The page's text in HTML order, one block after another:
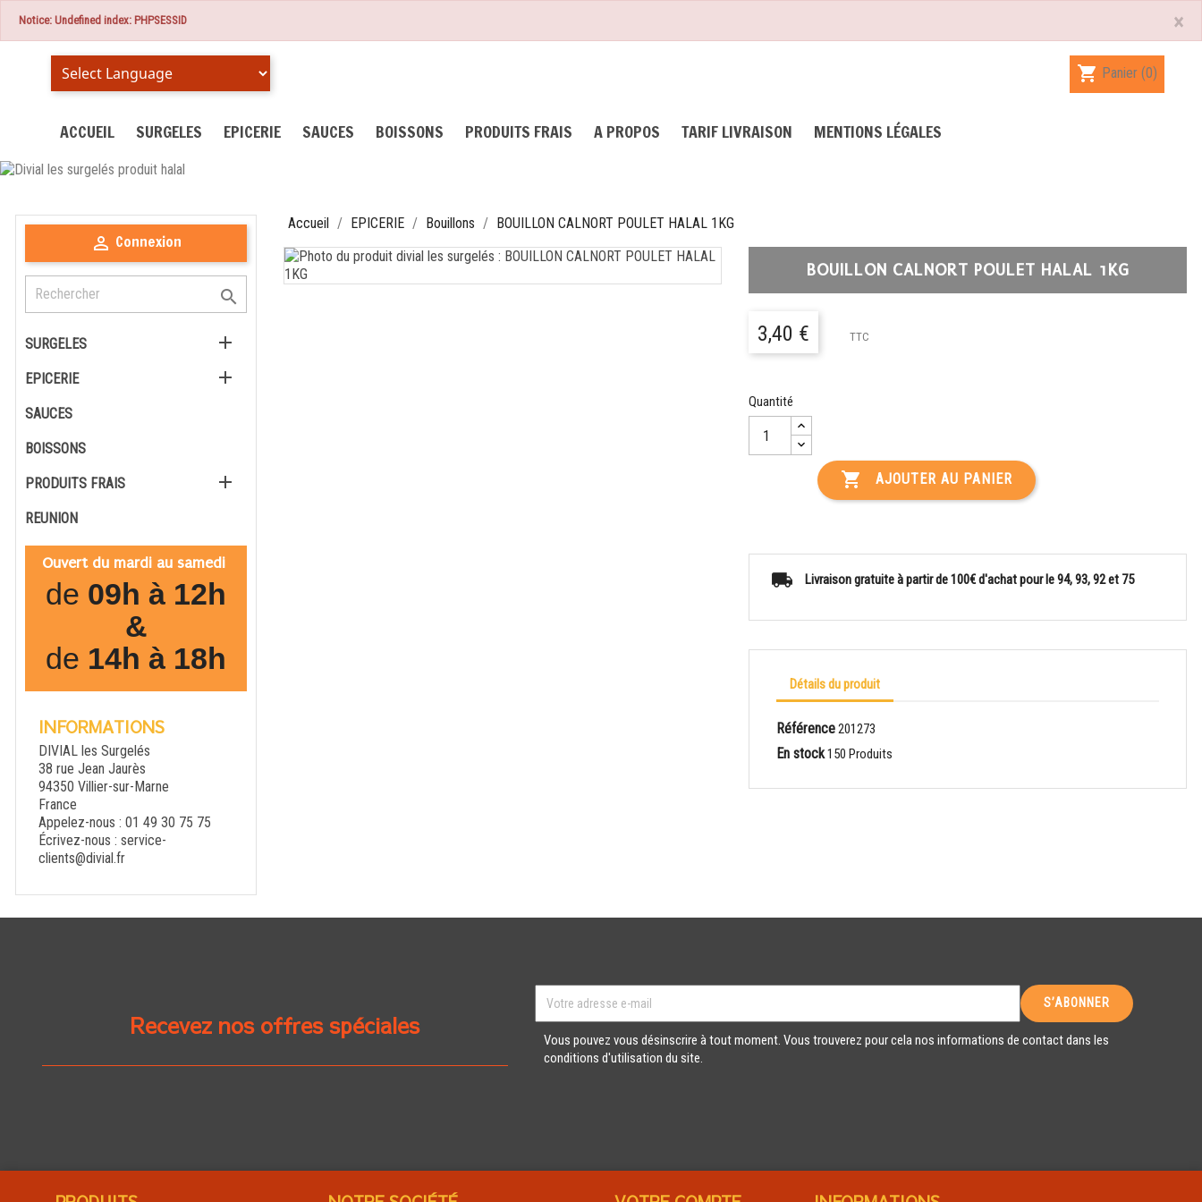
×
Notice: Undefined index: PHPSESSID
shopping_cart Panier (0)
ACCUEIL SURGELES EPICERIE SAUCES BOISSONS PRODUITS FRAIS A PROPOS TARIF LIVRAISON MENTIONS LÉGALES
 Connexion

SURGELES 
EPICERIE 
SAUCES
BOISSONS
PRODUITS FRAIS 
REUNION
Ouvert du mardi au samedi
de 09h à 12h
&
de 14h à 18h
INFORMATIONS
DIVIAL les Surgelés
38 rue Jean Jaurès
94350 Villier-sur-Marne
France
Appelez-nous : 01 49 30 75 75
Écrivez-nous : service-
clients@divial.fr
Accueil EPICERIE Bouillons BOUILLON CALNORT POULET HALAL 1KG
BOUILLON CALNORT POULET HALAL 1KG
3,40 € TTC
Quantité
 AJOUTER AU PANIER
Livraison gratuite à partir de 100€ d'achat pour le 94, 93, 92 et 75
Détails du produit
Référence201273
En stock150 Produits
Recevez nos offres spéciales
Vous pouvez vous désinscrire à tout moment. Vous trouverez pour cela nos informations de contact dans les
conditions d'utilisation du site.